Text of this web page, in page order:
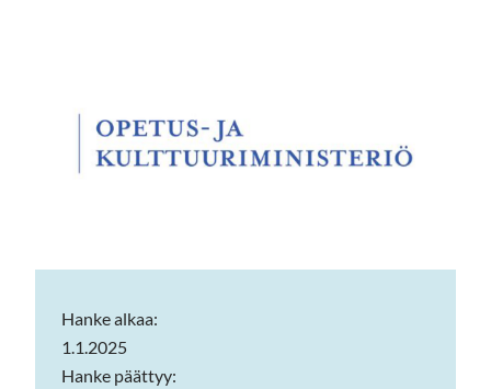
Hanke alkaa:
1.1.2025
Hanke päättyy: